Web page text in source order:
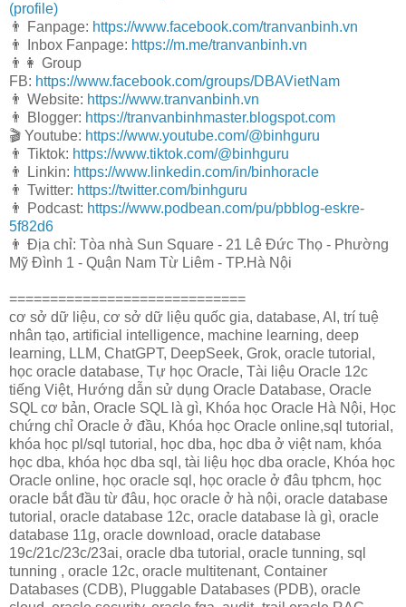
(profile)
👨 Fanpage: https://www.facebook.com/tranvanbinh.vn
👨 Inbox Fanpage: https://m.me/tranvanbinh.vn
👨👩 Group
FB: https://www.facebook.com/groups/DBAVietNam
👨 Website: https://www.tranvanbinh.vn
👨 Blogger: https://tranvanbinhmaster.blogspot.com
🎬 Youtube: https://www.youtube.com/@binhguru
👨 Tiktok: https://www.tiktok.com/@binhguru
👨 Linkin: https://www.linkedin.com/in/binhoracle
👨 Twitter: https://twitter.com/binhguru
👨 Podcast: https://www.podbean.com/pu/pbblog-eskre-
5f82d6
👨 Địa chỉ: Tòa nhà Sun Square - 21 Lê Đức Thọ - Phường
Mỹ Đình 1 - Quận Nam Từ Liêm - TP.Hà Nội
=============================
cơ sở dữ liệu, cơ sở dữ liệu quốc gia, database, AI, trí tuệ
nhân tạo, artificial intelligence, machine learning, deep
learning, LLM, ChatGPT, DeepSeek, Grok, oracle tutorial,
học oracle database, Tự học Oracle, Tài liệu Oracle 12c
tiếng Việt, Hướng dẫn sử dụng Oracle Database, Oracle
SQL cơ bản, Oracle SQL là gì, Khóa học Oracle Hà Nội, Học
chứng chỉ Oracle ở đầu, Khóa học Oracle online,sql tutorial,
khóa học pl/sql tutorial, học dba, học dba ở việt nam, khóa
học dba, khóa học dba sql, tài liệu học dba oracle, Khóa học
Oracle online, học oracle sql, học oracle ở đâu tphcm, học
oracle bắt đầu từ đâu, học oracle ở hà nội, oracle database
tutorial, oracle database 12c, oracle database là gì, oracle
database 11g, oracle download, oracle database
19c/21c/23c/23ai, oracle dba tutorial, oracle tunning, sql
tunning , oracle 12c, oracle multitenant, Container
Databases (CDB), Pluggable Databases (PDB), oracle